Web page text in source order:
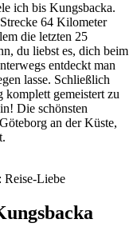
ich bis Kungsbacka.
64 Kilometer
die letzten 25
du liebst es, dich beim
entdeckt man
lasse. Schließlich
gemeistert zu
Die schönsten
an der Küste,
Reise-Liebe